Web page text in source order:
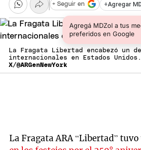
+Agregar
Agregá MDZol a tus
preferidos en Google
+ Seguir en
La Fragata Libertad encabezó un
internacionales en Estados Unidos.
X/@ARGenNewYork
La Fragata ARA “Libertad”